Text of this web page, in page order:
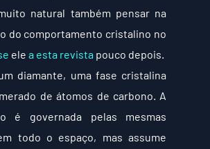
natural também pensar na
do comportamento cristalino no
ele a esta revista pouco depois.
diamante, uma fase cristalina
de átomos de carbono. A
é governada pelas mesmas
todo o espaço, mas assume